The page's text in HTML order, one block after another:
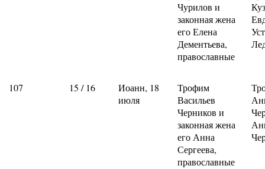
Чурилов и
законная жена
его Елена
Дементьева,
православные
107 15 / 16
Иоанн, 18
июля
Трофим
Васильев
Черников и
законная жена
его Анна
Сергеева,
православные